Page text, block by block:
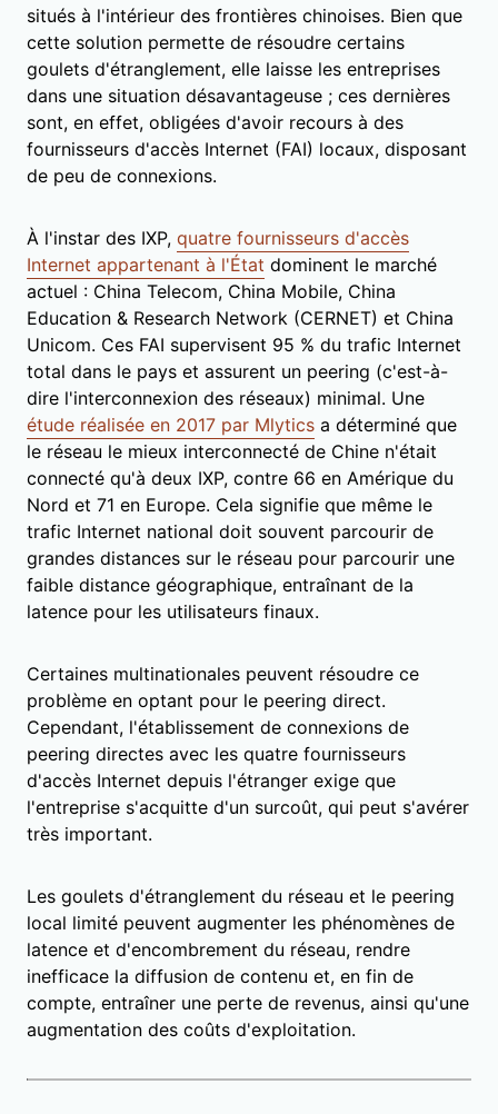
situés à l'intérieur des frontières chinoises. Bien que
cette solution permette de résoudre certains
goulets d'étranglement, elle laisse les entreprises
dans une situation désavantageuse ; ces dernières
sont, en effet, obligées d'avoir recours à des
fournisseurs d'accès Internet (FAI) locaux, disposant
de peu de connexions.
À l'instar des IXP, quatre fournisseurs d'accès
Internet appartenant à l'État dominent le marché
actuel : China Telecom, China Mobile, China
Education & Research Network (CERNET) et China
Unicom. Ces FAI supervisent 95 % du trafic Internet
total dans le pays et assurent un peering (c'est-à-
dire l'interconnexion des réseaux) minimal. Une
étude réalisée en 2017 par Mlytics a déterminé que
le réseau le mieux interconnecté de Chine n'était
connecté qu'à deux IXP, contre 66 en Amérique du
Nord et 71 en Europe. Cela signifie que même le
trafic Internet national doit souvent parcourir de
grandes distances sur le réseau pour parcourir une
faible distance géographique, entraînant de la
latence pour les utilisateurs finaux.
Certaines multinationales peuvent résoudre ce
problème en optant pour le peering direct.
Cependant, l'établissement de connexions de
peering directes avec les quatre fournisseurs
d'accès Internet depuis l'étranger exige que
l'entreprise s'acquitte d'un surcoût, qui peut s'avérer
très important.
Les goulets d'étranglement du réseau et le peering
local limité peuvent augmenter les phénomènes de
latence et d'encombrement du réseau, rendre
inefficace la diffusion de contenu et, en fin de
compte, entraîner une perte de revenus, ainsi qu'une
augmentation des coûts d'exploitation.